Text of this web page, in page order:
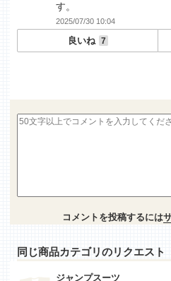
す。
2025/07/30 10:04
良いね 7
コメントを投稿するには
同じ商品カテゴリのリクエスト
ジャンプスーツ